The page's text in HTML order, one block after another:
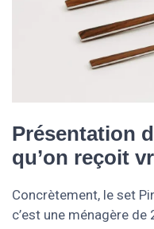
Présentation
qu’on reçoit
Concrètement, le set
c’est une ménagère